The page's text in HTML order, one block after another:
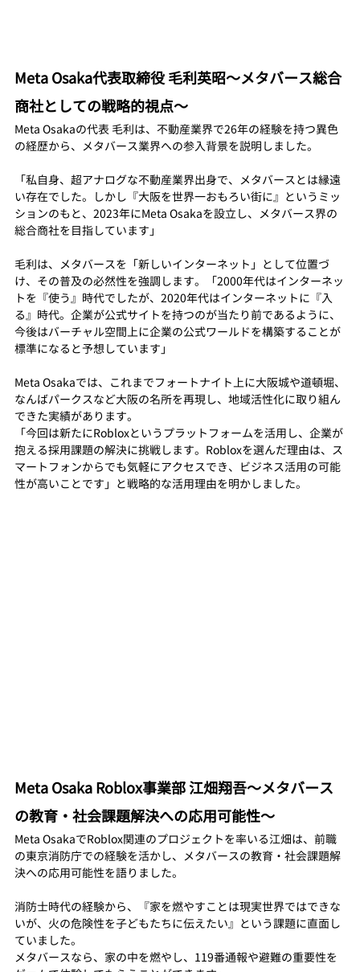
Meta Osaka代表取締役 毛利英昭〜メタバース総合
商社としての戦略的視点〜
Meta Osakaの代表 毛利は、不動産業界で26年の経験を持つ異色
の経歴から、メタバース業界への参入背景を説明しました。
「私自身、超アナログな不動産業界出身で、メタバースとは縁遠
い存在でした。しかし『大阪を世界一おもろい街に』というミッ
ションのもと、2023年にMeta Osakaを設立し、メタバース界の
総合商社を目指しています」
毛利は、メタバースを「新しいインターネット」として位置づ
け、その普及の必然性を強調します。「2000年代はインターネッ
トを『使う』時代でしたが、2020年代はインターネットに『入
る』時代。企業が公式サイトを持つのが当たり前であるように、
今後はバーチャル空間上に企業の公式ワールドを構築することが
標準になると予想しています」
Meta Osakaでは、これまでフォートナイト上に大阪城や道頓堀、
なんばパークスなど大阪の名所を再現し、地域活性化に取り組ん
できた実績があります。
「今回は新たにRobloxというプラットフォームを活用し、企業が
抱える採用課題の解決に挑戦します。Robloxを選んだ理由は、ス
マートフォンからでも気軽にアクセスでき、ビジネス活用の可能
性が高いことです」と戦略的な活用理由を明かしました。
Meta Osaka Roblox事業部 江畑翔吾〜メタバース
の教育・社会課題解決への応用可能性〜
Meta OsakaでRoblox関連のプロジェクトを率いる江畑は、前職
の東京消防庁での経験を活かし、メタバースの教育・社会課題解
決への応用可能性を語りました。
消防士時代の経験から、『家を燃やすことは現実世界ではできな
いが、火の危険性を子どもたちに伝えたい』という課題に直面し
ていました。
メタバースなら、家の中を燃やし、119番通報や避難の重要性を